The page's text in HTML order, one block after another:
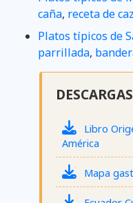
caña, receta de
Platos típicos de
parrillada,
DESCARGAS
Libro
América
Mapa